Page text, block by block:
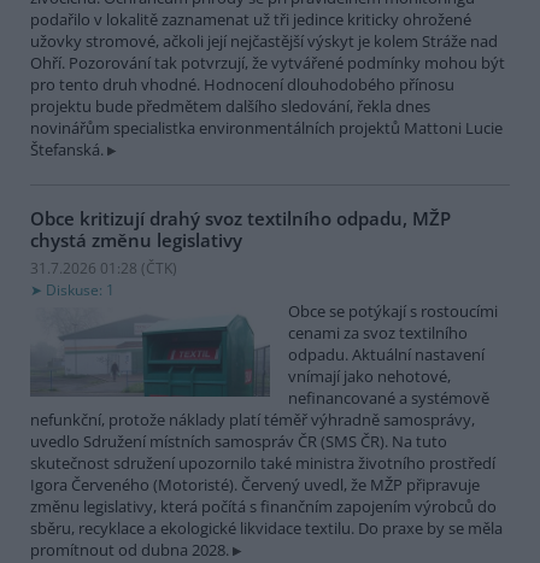
podařilo v lokalitě zaznamenat už tři jedince kriticky ohrožené
užovky stromové, ačkoli její nejčastější výskyt je kolem Stráže nad
Ohří. Pozorování tak potvrzují, že vytvářené podmínky mohou být
pro tento druh vhodné. Hodnocení dlouhodobého přínosu
projektu bude předmětem dalšího sledování, řekla dnes
novinářům specialistka environmentálních projektů Mattoni Lucie
Štefanská.
Obce kritizují drahý svoz textilního odpadu, MŽP
chystá změnu legislativy
31.7.2026 01:28 (ČTK)
Diskuse: 1
Obce se potýkají s rostoucími
cenami za svoz textilního
odpadu. Aktuální nastavení
vnímají jako nehotové,
nefinancované a systémově
nefunkční, protože náklady platí téměř výhradně samosprávy,
uvedlo Sdružení místních samospráv ČR (SMS ČR). Na tuto
skutečnost sdružení upozornilo také ministra životního prostředí
Igora Červeného (Motoristé). Červený uvedl, že MŽP připravuje
změnu legislativy, která počítá s finančním zapojením výrobců do
sběru, recyklace a ekologické likvidace textilu. Do praxe by se měla
promítnout od dubna 2028.